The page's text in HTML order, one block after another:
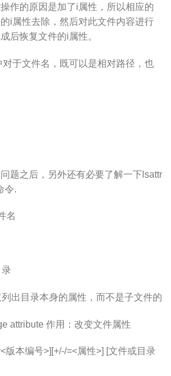
作的原因是加了i属性，所以相应的
i属性去除，然后对此文件内容进行
后恢复文件的i属性。
于文件名，既可以是相对路径，也
题之后，另外还有必要了解一下lsattr
令.
名
出目录本身的属性，而不是子文件的
attribute 作用：改变文件属性
版本编号>][+/-/=<属性>] [文件或目录